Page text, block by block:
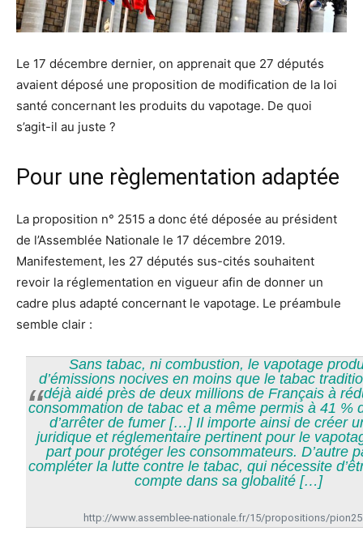
Le 17 décembre dernier, on apprenait que 27 députés
avaient déposé une proposition de modification de la loi
santé concernant les produits du vapotage. De quoi
s’agit-il au juste ?
Pour une règlementation adaptée
La proposition n° 2515 a donc été déposée au président
de l’Assemblée Nationale le 17 décembre 2019.
Manifestement, les 27 députés sus-cités souhaitent
revoir la réglementation en vigueur afin de donner un
cadre plus adapté concernant le vapotage. Le préambule
semble clair :
Sans tabac, ni combustion, le vapotage
d’émissions nocives en moins que le tabac
déjà aidé près de deux millions de Français à
consommation de tabac et a même permis à 41 %
d’arrêter de fumer […] Il importe ainsi de créer
juridique et réglementaire pertinent pour le
part pour protéger les consommateurs. D’autre
compléter la lutte contre le tabac, qui nécessite
compte dans sa globalité […]
http://www.assemblee-nationale.fr/15/propositions/